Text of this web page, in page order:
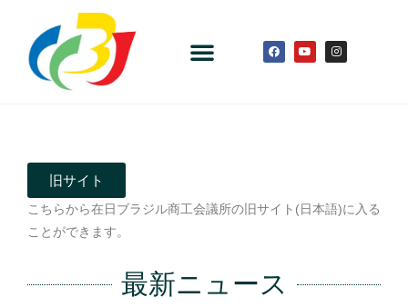
旧サイト
こちらから在日ブラジル商工会議所の旧サイト(日本語)に入る
ことができます。
最新ニュース